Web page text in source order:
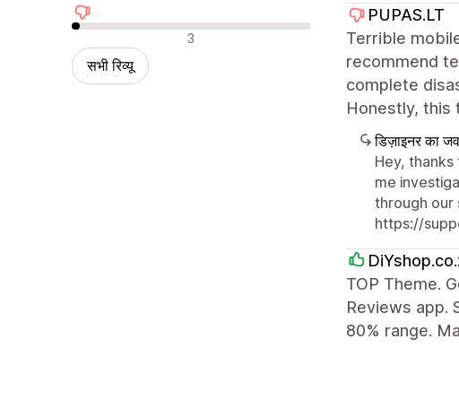
नकारात्मक रिव्यू 3
सभी रिव्यू
PUPAS.LT
Terrible
recommend
complete
Honestly, this
डिज़ाइनर का
Hey,
me
through our
https://
TOP Theme.
Reviews app.
80% range.